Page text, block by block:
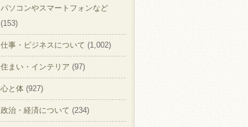
パソコンやスマートフォンなど
(153)
仕事・ビジネスについて (1,002)
住まい・インテリア (97)
心と体 (927)
政治・経済について (234)